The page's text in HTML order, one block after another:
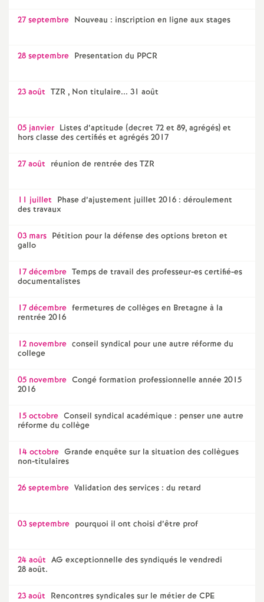
e
t
d
e
S
e
c
n
d
d
e
g
27 septembre Nouveau : inscription en ligne aux stages
28 septembre Presentation du PPCR
23 août TZR , Non titulaire... 31 août
05 janvier Listes d’aptitude (decret 72 et 89, agrégés) et
hors classe des certifiés et agrégés 2017
27 août réunion de rentrée des TZR
11 juillet Phase d’ajustement juillet 2016 : déroulement
des travaux
03 mars Pétition pour la défense des options breton et
gallo
17 décembre Temps de travail des professeur-es certifié-es
documentalistes
17 décembre fermetures de collèges en Bretagne à la
rentrée 2016
12 novembre conseil syndical pour une autre réforme du
college
05 novembre Congé formation professionnelle année 2015
2016
15 octobre Conseil syndical académique : penser une autre
réforme du collège
14 octobre Grande enquête sur la situation des collègues
non-titulaires
26 septembre Validation des services : du retard
03 septembre pourquoi il ont choisi d’être prof
24 août AG exceptionnelle des syndiqués le vendredi
28 août.
23 août Rencontres syndicales sur le métier de CPE